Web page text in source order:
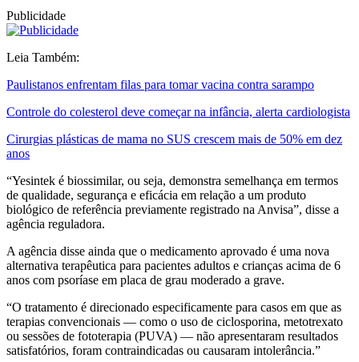
Publicidade
Leia Também:
Paulistanos enfrentam filas para tomar vacina contra sarampo
Controle do colesterol deve começar na infância, alerta cardiologista
Cirurgias plásticas de mama no SUS crescem mais de 50% em dez
anos
“Yesintek é biossimilar, ou seja, demonstra semelhança em termos
de qualidade, segurança e eficácia em relação a um produto
biológico de referência previamente registrado na Anvisa”, disse a
agência reguladora.
A agência disse ainda que o medicamento aprovado é uma nova
alternativa terapêutica para pacientes adultos e crianças acima de 6
anos com psoríase em placa de grau moderado a grave.
“O tratamento é direcionado especificamente para casos em que as
terapias convencionais — como o uso de ciclosporina, metotrexato
ou sessões de fototerapia (PUVA) — não apresentaram resultados
satisfatórios, foram contraindicadas ou causaram intolerância.”